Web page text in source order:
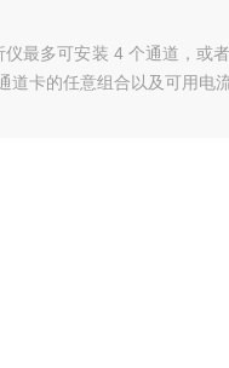
最多可安装 4 个通道，或
卡的任意组合以及可用电